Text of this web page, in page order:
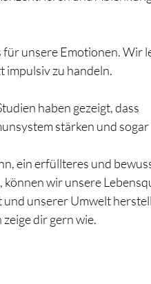
unsere Emotionen. Wir
impulsiv zu handeln.
haben gezeigt, dass
stärken und sogar
ein erfüllteres und
können wir unsere
unserer Umwelt
dir gern wie.